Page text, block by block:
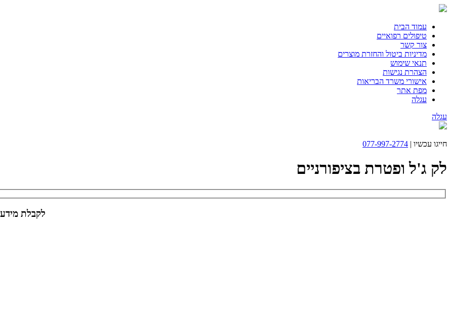
עמוד הבית
טיפולים רפואיים
צור קשר
מדיניות ביטול והחזרת מוצרים
תנאי שימוש
הצהרת נגישות
אישורי משרד הבריאות
מפת אתר
עגלה
עגלה
חייגו עכשיו | 077-997-2774
לק ג'ל ופטרת בציפורניים
לקבלת מידע